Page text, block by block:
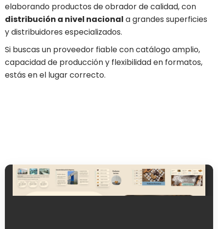
elaborando productos de obrador de calidad, con
distribución a nivel nacional a grandes superficies
y distribuidores especializados.
Si buscas un proveedor fiable con catálogo amplio,
capacidad de producción y flexibilidad en formatos,
estás en el lugar correcto.